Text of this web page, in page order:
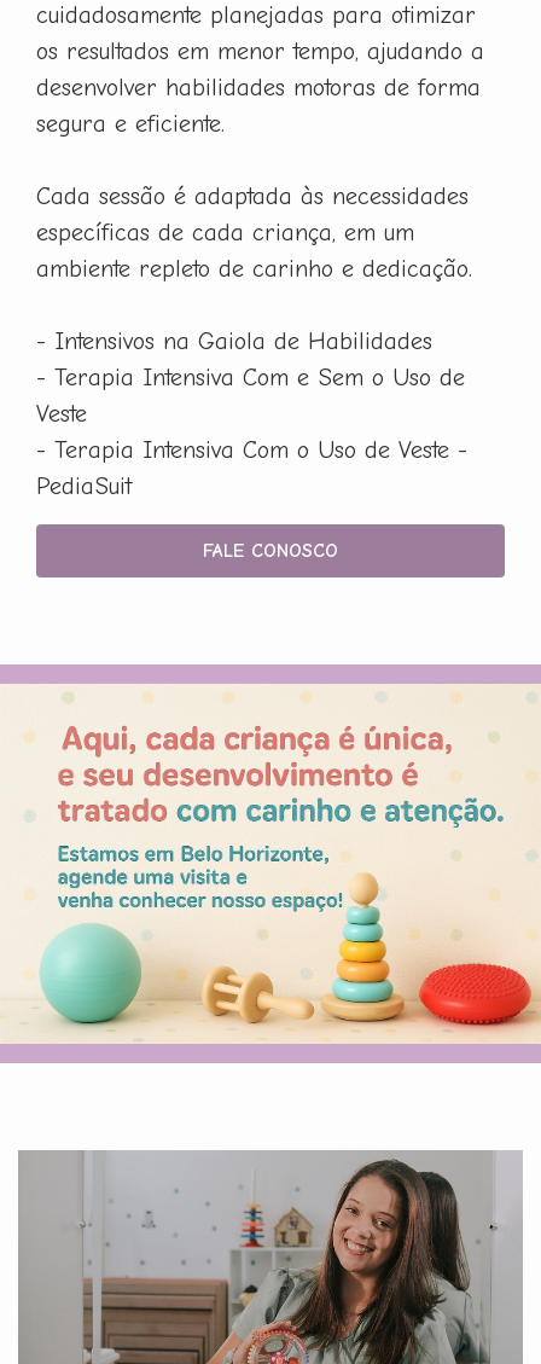
cuidadosamente planejadas para otimizar
os resultados em menor tempo, ajudando a
desenvolver habilidades motoras de forma
segura e eficiente.
Cada sessão é adaptada às necessidades
específicas de cada criança, em um
ambiente repleto de carinho e dedicação.
- Intensivos na Gaiola de Habilidades
- Terapia Intensiva Com e Sem o Uso de
Veste
- Terapia Intensiva Com o Uso de Veste -
PediaSuit
FALE CONOSCO